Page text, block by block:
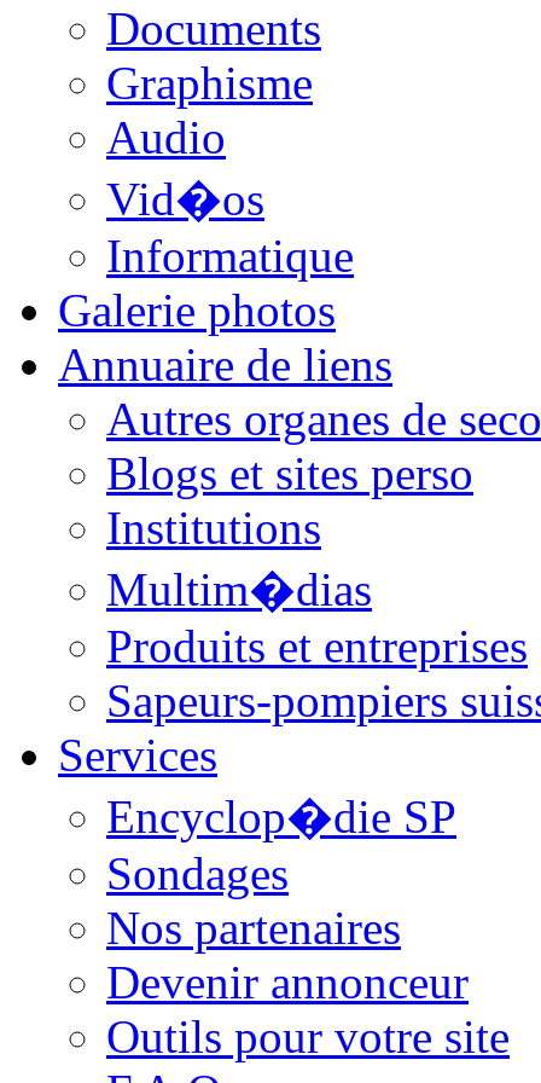
Documents
Graphisme
Audio
Vid�os
Informatique
Galerie photos
Annuaire de liens
Autres organes de
Blogs et sites perso
Institutions
Multim�dias
Produits et entreprises
Sapeurs-pompiers
Services
Encyclop�die SP
Sondages
Nos partenaires
Devenir annonceur
Outils pour votre site